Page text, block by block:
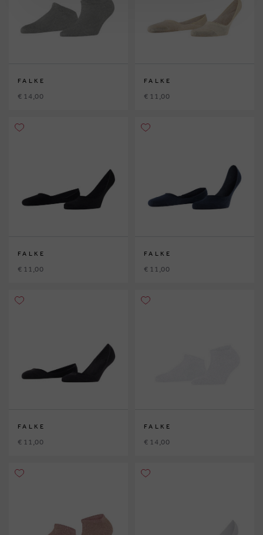
FALKE
€ 14,00
FALKE
€ 11,00
FALKE
€ 11,00
FALKE
€ 11,00
FALKE
€ 11,00
FALKE
€ 14,00